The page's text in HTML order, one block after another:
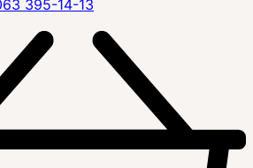
395-14-13